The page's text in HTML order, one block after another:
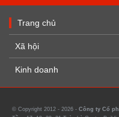
Trang chủ
Xã hội
Kinh doanh
© Copyright 2012 - 2026 - Công ty Cổ